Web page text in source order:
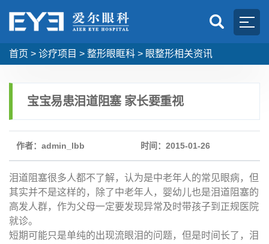
首页 > 诊疗项目 > 整形眼眶科 > 眼整形相关资讯
宝宝易患泪道阻塞 家长要重视
作者：admin_lbb 时间：2015-01-26
泪道阻塞很多人都不了解，认为是中老年人的常见眼病，但
其实并不是这样的，除了中老年人，婴幼儿也是泪道阻塞的
高发人群，作为父母一定要发现异常及时带孩子到正规医院
就诊。
短期可能只是单纯的出现流眼泪的问题，但是时间长了，泪